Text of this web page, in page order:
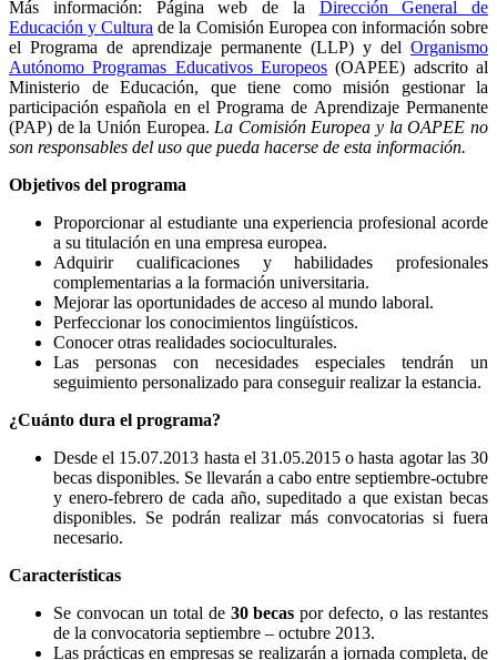
Más información: Página web de la Dirección General de
Educación y Cultura de la Comisión Europea con información sobre
el Programa de aprendizaje permanente (LLP) y del Organismo
Autónomo Programas Educativos Europeos (OAPEE) adscrito al
Ministerio de Educación, que tiene como misión gestionar la
participación española en el Programa de Aprendizaje Permanente
(PAP) de la Unión Europea. La Comisión Europea y la OAPEE no
son responsables del uso que pueda hacerse de esta información.
Objetivos del programa
Proporcionar al estudiante una experiencia profesional acorde
a su titulación en una empresa europea.
Adquirir cualificaciones y habilidades profesionales
complementarias a la formación universitaria.
Mejorar las oportunidades de acceso al mundo laboral.
Perfeccionar los conocimientos lingüísticos.
Conocer otras realidades socioculturales.
Las personas con necesidades especiales tendrán un
seguimiento personalizado para conseguir realizar la estancia.
¿Cuánto dura el programa?
Desde el 15.07.2013 hasta el 31.05.2015 o hasta agotar las 30
becas disponibles. Se llevarán a cabo entre septiembre-octubre
y enero-febrero de cada año, supeditado a que existan becas
disponibles. Se podrán realizar más convocatorias si fuera
necesario.
Características
Se convocan un total de 30 becaspor defecto, o las restantes
de la convocatoria septiembre – octubre 2013.
Las prácticas en empresas se realizarán a jornada completa, de